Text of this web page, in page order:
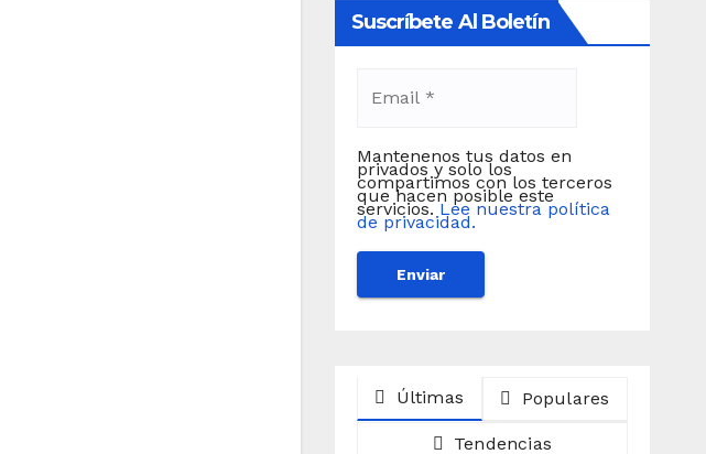
Suscríbete Al Boletín
Mantenenos tus datos en
privados y solo los
compartimos con los terceros
que hacen posible este
servicios. Lee nuestra política
de privacidad.
Últimas Populares
Tendencias